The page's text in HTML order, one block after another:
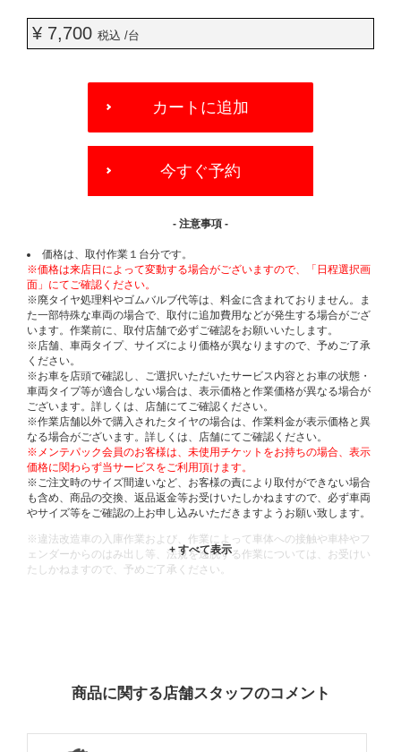
¥ 7,700 税込 /台
OPTIONS
カートに追加
今すぐ予約
- 注意事項 -
価格は、取付作業１台分です。
※価格は来店日によって変動する場合がございますので、「日程選択画
面」にてご確認ください。
※廃タイヤ処理料やゴムバルブ代等は、料金に含まれておりません。ま
た一部特殊な車両の場合で、取付に追加費用などが発生する場合がござ
います。作業前に、取付店舗で必ずご確認をお願いいたします。
※店舗、車両タイプ、サイズにより価格が異なりますので、予めご了承
ください。
※お車を店頭で確認し、ご選択いただいたサービス内容とお車の状態・
車両タイプ等が適合しない場合は、表示価格と作業価格が異なる場合が
ございます。詳しくは、店舗にてご確認ください。
※作業店舗以外で購入されたタイヤの場合は、作業料金が表示価格と異
なる場合がございます。詳しくは、店舗にてご確認ください。
※メンテパック会員のお客様は、未使用チケットをお持ちの場合、表示
価格に関わらず当サービスをご利用頂けます。
※ご注文時のサイズ間違いなど、お客様の責により取付ができない場合
も含め、商品の交換、返品返金等お受けいたしかねますので、必ず車両
やサイズ等をご確認の上お申し込みいただきますようお願い致します。
※違法改造車の入庫作業および、作業によって車体への接触や車枠やフ
ェンダーからのはみ出し等、法規を逸脱する作業については、お受けい
たしかねますので、予めご了承ください。
商品に関する店舗スタッフのコメント